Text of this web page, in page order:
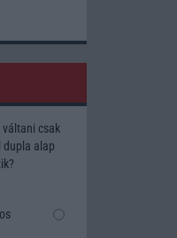
váltani csak
dupla alap